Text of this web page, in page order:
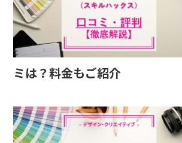
ミは？料金もご紹介